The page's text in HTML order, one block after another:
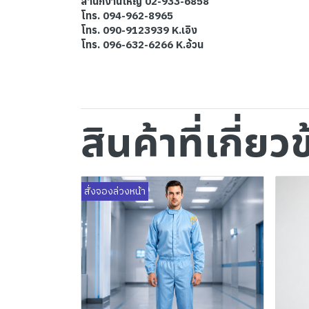
โทร. 094-962-8965
โทร. 090-9123939 K.เอิง
โทร. 096-632-6266 K.อ้วน
สินค้าที่เกี่ยว
สั่งจองล่วงหน้า